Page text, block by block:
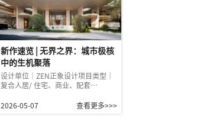
新作速览 | 无界之界：城市极核
中的生机聚落
设计单位｜ZEN正象设计项目类型｜
复合人居/ 住宅、商业、配套…
2026-05-07 查看更多>>>